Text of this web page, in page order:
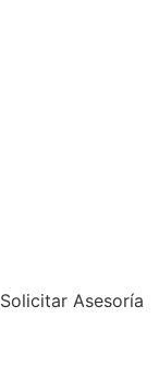
Solicitar Asesoría